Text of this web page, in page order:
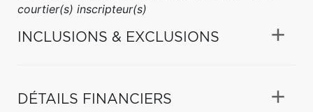
courtier(s) inscripteur(s)
INCLUSIONS & EXCLUSIONS
DÉTAILS FINANCIERS